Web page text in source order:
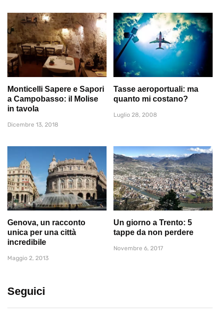
Monticelli Sapere e Sapori
a Campobasso: il Molise
in tavola
Dicembre 13, 2018
Tasse aeroportuali: ma
quanto mi costano?
Luglio 28, 2008
Genova, un racconto
unica per una città
incredibile
Maggio 2, 2013
Un giorno a Trento: 5
tappe da non perdere
Novembre 6, 2017
Seguici